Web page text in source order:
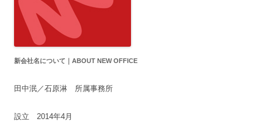
新会社名について｜ABOUT NEW OFFICE
田中泯／石原淋 所属事務所
設立 2014年4月